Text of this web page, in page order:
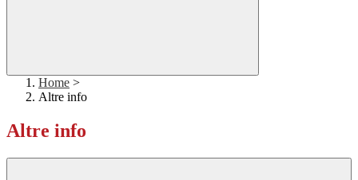
Home >
Altre info
Altre info